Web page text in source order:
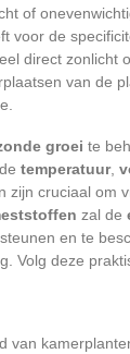
of
voor de
direct zonlicht
van de
groei te
temperatuur,
zijn cruciaal om
zal de
en te
Volg deze
van